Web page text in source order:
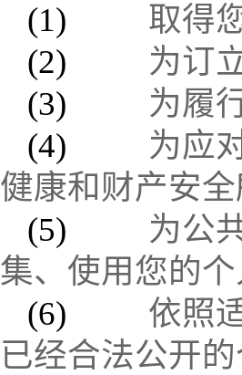
(1) 取得
(2) 为订
(3) 为履
(4) 为应
健康和财产安全
(5) 为公
集、使用您的个
(6) 依照
已经合法公开的